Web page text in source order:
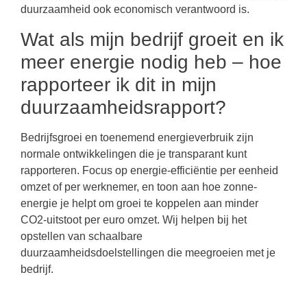
duurzaamheid ook economisch verantwoord is.
Wat als mijn bedrijf groeit en ik
meer energie nodig heb – hoe
rapporteer ik dit in mijn
duurzaamheidsrapport?
Bedrijfsgroei en toenemend energieverbruik zijn
normale ontwikkelingen die je transparant kunt
rapporteren. Focus op energie-efficiëntie per eenheid
omzet of per werknemer, en toon aan hoe zonne-
energie je helpt om groei te koppelen aan minder
CO2-uitstoot per euro omzet. Wij helpen bij het
opstellen van schaalbare
duurzaamheidsdoelstellingen die meegroeien met je
bedrijf.